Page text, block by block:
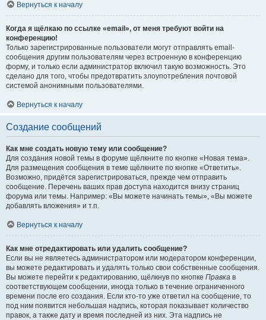
Вернуться к началу
Когда я щёлкаю по ссылке «email», от меня требуют войти на
конференцию!
Только зарегистрированные пользователи могут отправлять email-
сообщения другим пользователям через встроенную в конференцию
форму, и только если администратор включил такую возможность. Это
сделано для того, чтобы предотвратить злоупотребления почтовой
системой анонимными пользователями.
Вернуться к началу
Создание сообщений
Как мне создать новую тему или сообщение?
Для создания новой темы в форуме щёлкните по кнопке «Новая тема».
Для размещения сообщения в теме щёлкните по кнопке «Ответить».
Возможно, придётся зарегистрироваться, прежде чем отправить
сообщение. Перечень ваших прав доступа находится внизу страниц
форума или темы. Например: «Вы можете начинать темы», «Вы можете
добавлять вложения» и т.п.
Вернуться к началу
Как мне отредактировать или удалить сообщение?
Если вы не являетесь администратором или модератором конференции,
вы можете редактировать и удалять только свои собственные сообщения.
Вы можете перейти к редактированию, щёлкнув по кнопке Правка в
соответствующем сообщении, иногда только в течение ограниченного
времени после его создания. Если кто-то уже ответил на сообщение, то
под ним появится небольшая надпись, которая показывает количество
правок, а также дату и время последней из них. Эта надпись не